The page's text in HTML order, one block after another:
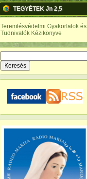
TEGYÉTEK Jn 2,5
Teremtésvédelmi Gyakorlatok és
Tudnivalók Kézikönyve
Keresés űrlap